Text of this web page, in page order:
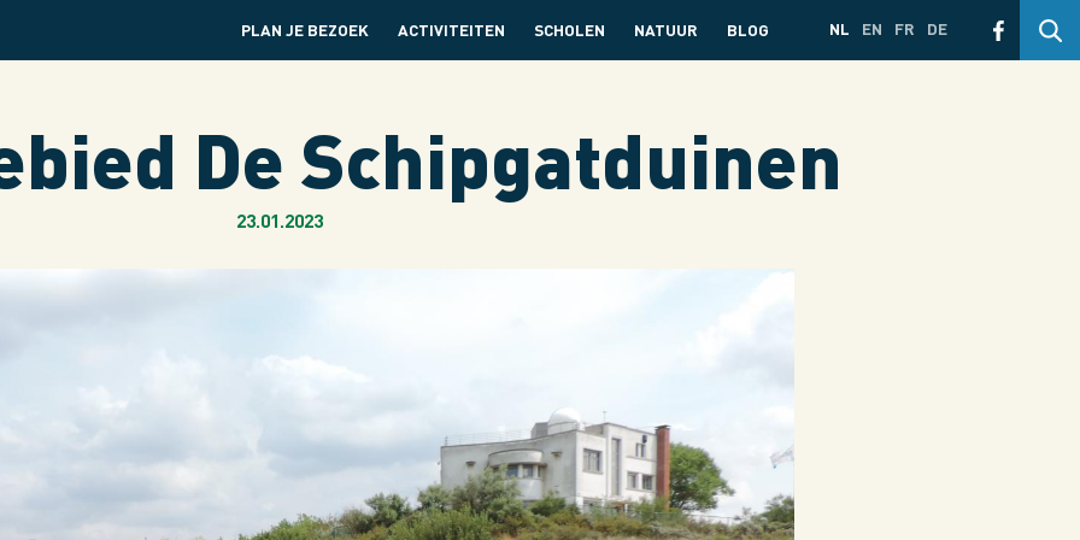
PLAN JE BEZOEK ACTIVITEITEN SCHOLEN NATUUR BLOG NL EN FR DE
De Schipgatduinen
23.01.2023